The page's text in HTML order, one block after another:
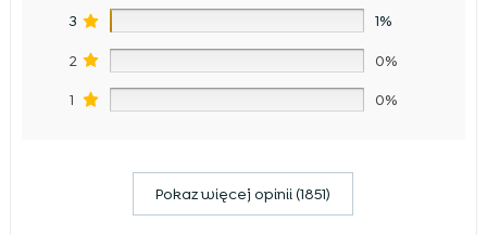
3 1%
2 0%
1 0%
Pokaz więcej opinii (1851)